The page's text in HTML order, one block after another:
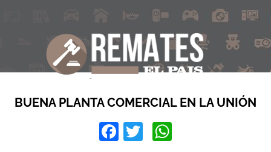
BUENA PLANTA COMERCIAL EN LA UNIÓN
Facebook
Twitter